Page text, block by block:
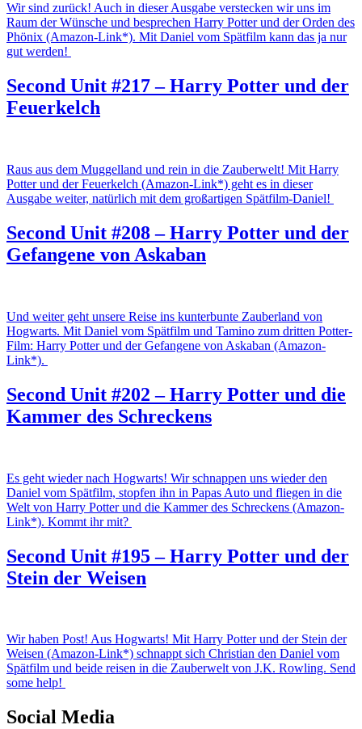
Wir sind zurück! Auch in dieser Ausgabe verstecken wir uns im
Raum der Wünsche und besprechen Harry Potter und der Orden des
Phönix (Amazon-Link*). Mit Daniel vom Spätfilm kann das ja nur
gut werden!
Second Unit #217 – Harry Potter und der
Feuerkelch
Raus aus dem Muggelland und rein in die Zauberwelt! Mit Harry
Potter und der Feuerkelch (Amazon-Link*) geht es in dieser
Ausgabe weiter, natürlich mit dem großartigen Spätfilm-Daniel!
Second Unit #208 – Harry Potter und der
Gefangene von Askaban
Und weiter geht unsere Reise ins kunterbunte Zauberland von
Hogwarts. Mit Daniel vom Spätfilm und Tamino zum dritten Potter-
Film: Harry Potter und der Gefangene von Askaban (Amazon-
Link*).
Second Unit #202 – Harry Potter und die
Kammer des Schreckens
Es geht wieder nach Hogwarts! Wir schnappen uns wieder den
Daniel vom Spätfilm, stopfen ihn in Papas Auto und fliegen in die
Welt von Harry Potter und die Kammer des Schreckens (Amazon-
Link*). Kommt ihr mit?
Second Unit #195 – Harry Potter und der
Stein der Weisen
Wir haben Post! Aus Hogwarts! Mit Harry Potter und der Stein der
Weisen (Amazon-Link*) schnappt sich Christian den Daniel vom
Spätfilm und beide reisen in die Zauberwelt von J.K. Rowling. Send
some help!
Social Media